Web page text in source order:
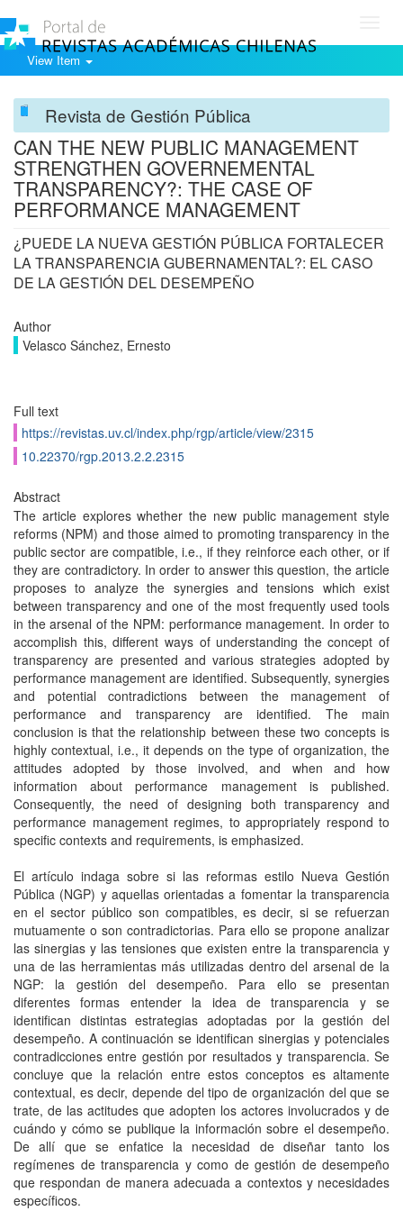
View Item
Revista de Gestión Pública
CAN THE NEW PUBLIC MANAGEMENT
STRENGTHEN GOVERNEMENTAL
TRANSPARENCY?: THE CASE OF
PERFORMANCE MANAGEMENT
¿PUEDE LA NUEVA GESTIÓN PÚBLICA FORTALECER
LA TRANSPARENCIA GUBERNAMENTAL?: EL CASO
DE LA GESTIÓN DEL DESEMPEÑO
Author
Velasco Sánchez, Ernesto
Full text
https://revistas.uv.cl/index.php/rgp/article/view/2315
10.22370/rgp.2013.2.2.2315
Abstract
The article explores whether the new public management style
reforms (NPM) and those aimed to promoting transparency in the
public sector are compatible, i.e., if they reinforce each other, or if
they are contradictory. In order to answer this question, the article
proposes to analyze the synergies and tensions which exist
between transparency and one of the most frequently used tools
in the arsenal of the NPM: performance management. In order to
accomplish this, different ways of understanding the concept of
transparency are presented and various strategies adopted by
performance management are identified. Subsequently, synergies
and potential contradictions between the management of
performance and transparency are identified. The main
conclusion is that the relationship between these two concepts is
highly contextual, i.e., it depends on the type of organization, the
attitudes adopted by those involved, and when and how
information about performance management is published.
Consequently, the need of designing both transparency and
performance management regimes, to appropriately respond to
specific contexts and requirements, is emphasized.
El artículo indaga sobre si las reformas estilo Nueva Gestión
Pública (NGP) y aquellas orientadas a fomentar la transparencia
en el sector público son compatibles, es decir, si se refuerzan
mutuamente o son contradictorias. Para ello se propone analizar
las sinergias y las tensiones que existen entre la transparencia y
una de las herramientas más utilizadas dentro del arsenal de la
NGP: la gestión del desempeño. Para ello se presentan
diferentes formas entender la idea de transparencia y se
identifican distintas estrategias adoptadas por la gestión del
desempeño. A continuación se identifican sinergias y potenciales
contradicciones entre gestión por resultados y transparencia. Se
concluye que la relación entre estos conceptos es altamente
contextual, es decir, depende del tipo de organización del que se
trate, de las actitudes que adopten los actores involucrados y de
cuándo y cómo se publique la información sobre el desempeño.
De allí que se enfatice la necesidad de diseñar tanto los
regímenes de transparencia y como de gestión de desempeño
que respondan de manera adecuada a contextos y necesidades
específicos.